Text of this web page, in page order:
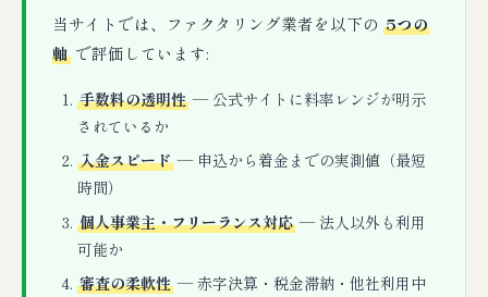
当サイトでは、ファクタリング業者を以下の5つの
軸 で評価しています:
手数料の透明性— 公式サイトに料率レンジが明示
されているか
入金スピード— 申込から着金までの実測値（最短
時間）
個人事業主・フリーランス対応— 法人以外も利用
可能か
審査の柔軟性— 赤字決算・税金滞納・他社利用中